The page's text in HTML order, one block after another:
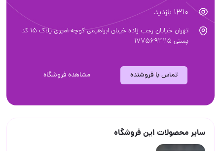
1310 بازدید
تهران خیابان رجب زاده خیبان ابراهیمی کوچه امیری پلاک ۱۵ کد
پستی ۱۷۷5694115
تماس با فروشنده مشاهده فروشگاه
سایر محصولات این فروشگاه